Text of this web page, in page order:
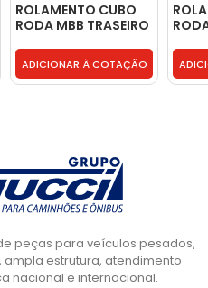
ROLAMENTO CUBO
RODA MBB TRASEIRO
0039810005
ADICIONAR À COTAÇÃO
peças para veículos pesados,
estrutura, atendimento
nacional e internacional.